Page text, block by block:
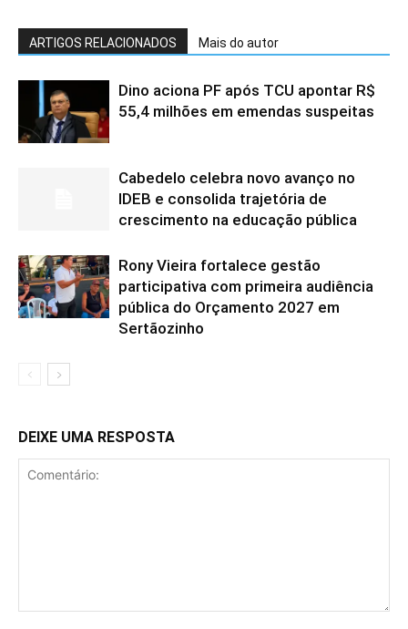
ARTIGOS RELACIONADOS Mais do autor
Dino aciona PF após TCU apontar R$
55,4 milhões em emendas suspeitas
Cabedelo celebra novo avanço no
IDEB e consolida trajetória de
crescimento na educação pública
Rony Vieira fortalece gestão
participativa com primeira audiência
pública do Orçamento 2027 em
Sertãozinho
DEIXE UMA RESPOSTA